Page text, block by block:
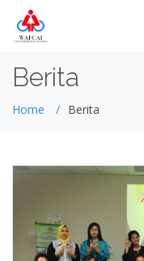
Berita
Home Berita